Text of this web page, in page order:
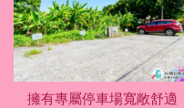
擁有專屬停車場寬敞舒適